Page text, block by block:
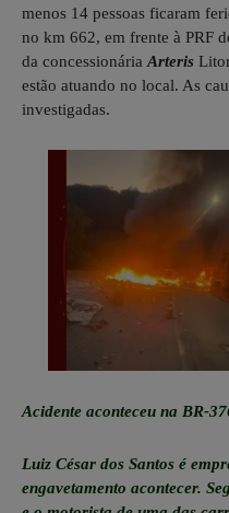
menos 14 pessoas ficaram
no km 662, em frente à PRF
da concessionária Arteris
estão atuando no local. As
investigadas.
Acidente aconteceu na BR-
Luiz César dos Santos é
engavetamento acontecer.